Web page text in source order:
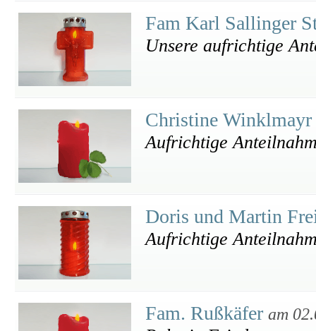
Fam Karl Sallinger
Unsere aufrichtige
Christine Winklmayr
Aufrichtige
Doris und Martin
Aufrichtige
Fam. Rußkäfer am